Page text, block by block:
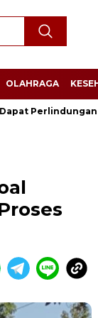
OLAHRAGA